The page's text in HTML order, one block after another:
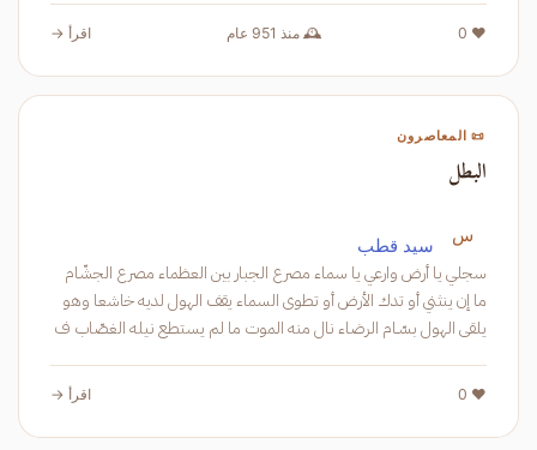
❤️ 0 🕰️ منذ 951 عام اقرأ →
📜 المعاصرون
البطل
س سيد قطب
سجلي يا أرض وارعي يا سماء مصرع الجبار بين العظماء مصرع الجشّام
ما إن ينثني أو تدك الأرض أو تطوى السماء يقف الهول لديه خاشعا وهو
يلقى الهول بسّـام الرضاء نال منه الموت ما لم يستطع نيله الغصّاب ف
❤️ 0 اقرأ →